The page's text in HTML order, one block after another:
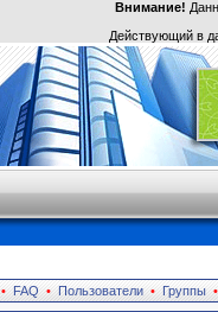
Внимание!
Действующий в
FAQ • Пользователи • Группы